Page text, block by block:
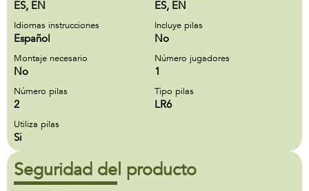
ES, EN ES, EN
Idiomas instrucciones
Español
Incluye pilas
No
Montaje necesario
No
Número jugadores
1
Número pilas
2
Tipo pilas
LR6
Utiliza pilas
Si
Seguridad del producto